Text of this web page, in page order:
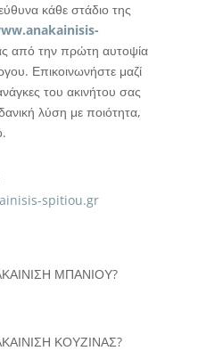
κάθε στάδιο της
από την πρώτη αυτοψία
Επικοινωνήστε μαζί
του ακινήτου σας
λύση με ποιότητα,
spitiou.gr
ΜΠΑΝΙΟΥ?
ΚΟΥΖΙΝΑΣ?